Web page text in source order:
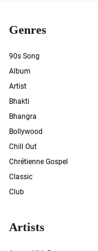
Genres
90s Song
Album
Artist
Bhakti
Bhangra
Bollywood
Chill Out
Chrétienne Gospel
Classic
Club
Artists